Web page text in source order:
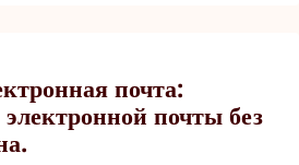
почта:
электронной почты без